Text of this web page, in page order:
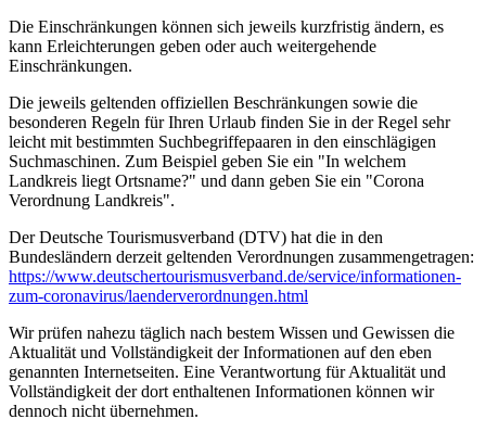
Die Einschränkungen können sich jeweils kurzfristig ändern, es
kann Erleichterungen geben oder auch weitergehende
Einschränkungen.
Die jeweils geltenden offiziellen Beschränkungen sowie die
besonderen Regeln für Ihren Urlaub finden Sie in der Regel sehr
leicht mit bestimmten Suchbegriffepaaren in den einschlägigen
Suchmaschinen. Zum Beispiel geben Sie ein "In welchem
Landkreis liegt Ortsname?" und dann geben Sie ein "Corona
Verordnung Landkreis".
Der Deutsche Tourismusverband (DTV) hat die in den
Bundesländern derzeit geltenden Verordnungen zusammengetragen:
https://www.deutscher­tourismusverband.de/­service/­informationen-
zum-coronavirus/­laenderverordnungen.html
Wir prüfen nahezu täglich nach bestem Wissen und Gewissen die
Aktualität und Vollständigkeit der Informationen auf den eben
genannten Internetseiten. Eine Verantwortung für Aktualität und
Vollständigkeit der dort enthaltenen Informationen können wir
dennoch nicht übernehmen.